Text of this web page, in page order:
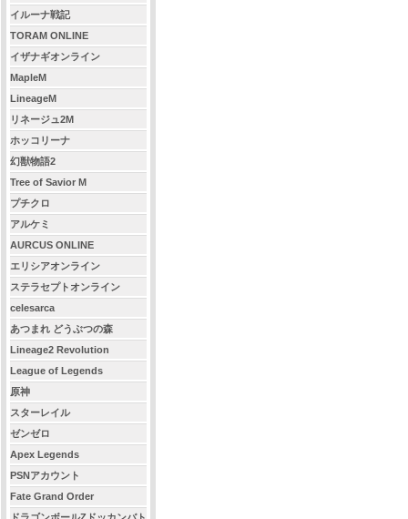
イルーナ戦記
TORAM ONLINE
イザナギオンライン
MapleM
LineageM
リネージュ2M
ホッコリーナ
幻獣物語2
Tree of Savior M
プチクロ
アルケミ
AURCUS ONLINE
エリシアオンライン
ステラセプトオンライン
celesarca
あつまれ どうぶつの森
Lineage2 Revolution
League of Legends
原神
スターレイル
ゼンゼロ
Apex Legends
PSNアカウント
Fate Grand Order